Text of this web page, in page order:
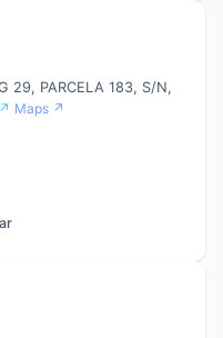
29, PARCELA 183, S/N,
Maps ↗